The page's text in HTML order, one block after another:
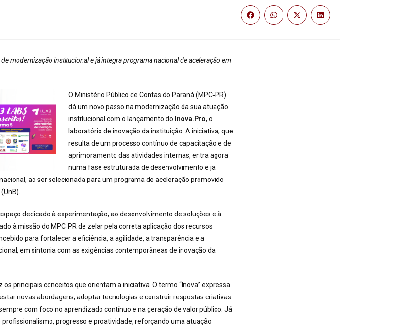
modernização institucional e já integra programa nacional de aceleração em
O Ministério Público de Contas do Paraná (MPC‑PR)
dá um novo passo na modernização da sua atuação
institucional com o lançamento do Inova.Pro, o
laboratório de inovação da instituição. A iniciativa, que
resulta de um processo contínuo de capacitação e de
aprimoramento das atividades internas, entra agora
numa fase estruturada de desenvolvimento e já
ao ser selecionada para um programa de aceleração promovido
dedicado à experimentação, ao desenvolvimento de soluções e à
à missão do MPC‑PR de zelar pela correta aplicação dos recursos
para fortalecer a eficiência, a agilidade, a transparência e a
em sintonia com as exigências contemporâneas de inovação da
principais conceitos que orientam a iniciativa. O termo “Inova” expressa
novas abordagens, adoptar tecnologias e construir respostas criativas
com foco no aprendizado contínuo e na geração de valor público. Já
profissionalismo, progresso e proatividade, reforçando uma atuação